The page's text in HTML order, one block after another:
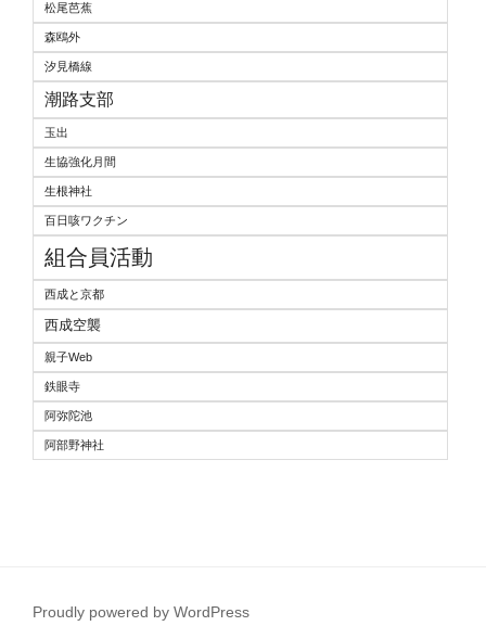
松尾芭蕉
森鴎外
汐見橋線
潮路支部
玉出
生協強化月間
生根神社
百日咳ワクチン
組合員活動
西成と京都
西成空襲
親子Web
鉄眼寺
阿弥陀池
阿部野神社
Proudly powered by WordPress